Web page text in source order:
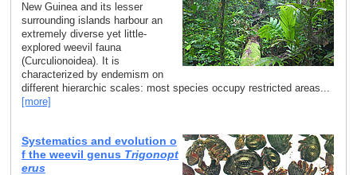
New Guinea and its lesser
surrounding islands harbour an
extremely diverse yet little-
explored weevil fauna
(Curculionoidea). It is
characterized by endemism on
different hierarchic scales: most species occupy restricted areas...
[more]
Systematics and evolution o
f the weevil genus Trigonopt
erus